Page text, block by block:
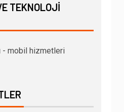
TEKNOLOJI
- mobil hizmetleri